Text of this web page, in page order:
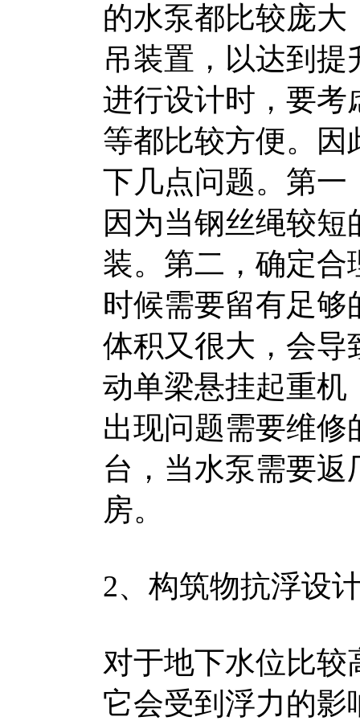
的水泵都比较庞
吊装置，以达到
进行设计时，要考
等都比较方便。因
下几点问题。第一
因为当钢丝绳较
装。第二，确定合
时候需要留有足
体积又很大，会导
动单梁悬挂起重机
出现问题需要维
台，当水泵需要
房。
2、构筑物抗浮设
对于地下水位比
它会受到浮力的影